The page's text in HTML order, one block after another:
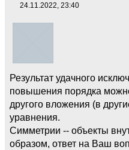
24.11.2022, 23:40
Результат удачного
повышения порядка
другого вложения (в
уравнения.
Симметрии -- объекты
образом, ответ на Ваш